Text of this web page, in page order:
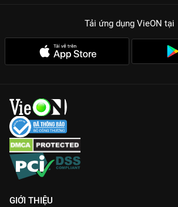
Tải ứng dụng VieON tại
GIỚI THIỆU